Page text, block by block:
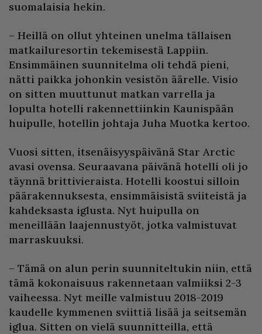
suomalaisia hekin.
– Heillä on ollut yhteinen unelma tällaisen
matkailuresortin tekemisestä Lappiin.
Ensimmäinen suunnitelma oli tehdä pieni,
nätti paikka johonkin vesistön äärelle. Visio
on sitten muuttunut matkan varrella ja
lopulta hotelli rakennettiinkin Kaunispään
huipulle, hotellin johtaja Juha Muotka kertoo.
Vuosi sitten, itsenäisyyspäivänä Star Arctic
avasi ovensa. Seuraavana päivänä hotelli oli jo
täynnä brittivieraista. Hotelli koostui silloin
päärakennuksesta, ensimmäisistä sviiteistä ja
kahdeksasta iglusta. Nyt huipulla on
meneillään laajennustyöt, jotka valmistuvat
marraskuuksi.
– Tämä on alun perin suunniteltukin niin, että
tämä kokonaisuus rakennetaan valmiiksi 2-3
vaiheessa. Nyt meille valmistuu 2018-2019
kaudelle kymmenen sviittiä lisää ja seitsemän
iglua. Sitten on vielä suunnitteilla, että